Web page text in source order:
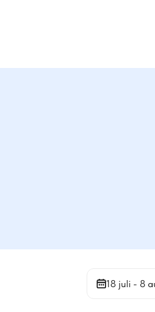
18 juli - 8